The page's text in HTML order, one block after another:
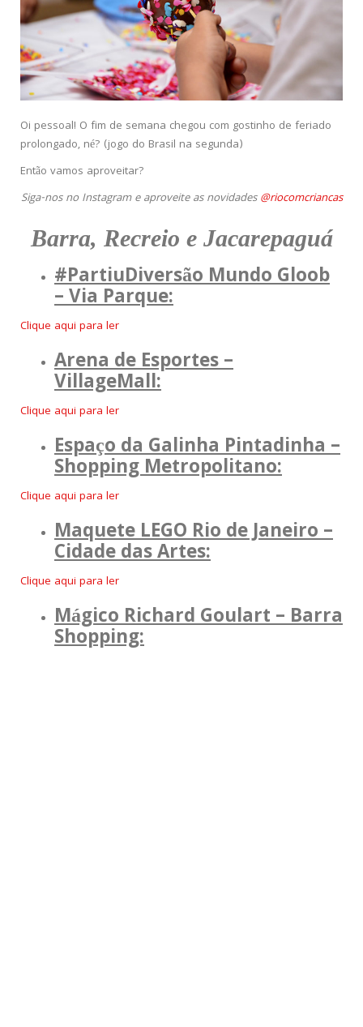
Oi pessoal! O fim de semana chegou com gostinho de feriado
prolongado, né? (jogo do Brasil na segunda)
Então vamos aproveitar?
Siga-nos no Instagram e aproveite as novidades@riocomcriancas
Barra, Recreio e Jacarepaguá
#PartiuDiversão Mundo Gloob
– Via Parque:
Clique aqui para ler
Arena de Esportes –
VillageMall:
Clique aqui para ler
Espaço da Galinha Pintadinha –
Shopping Metropolitano:
Clique aqui para ler
Maquete LEGO Rio de Janeiro –
Cidade das Artes:
Clique aqui para ler
Mágico Richard Goulart – Barra
Shopping: